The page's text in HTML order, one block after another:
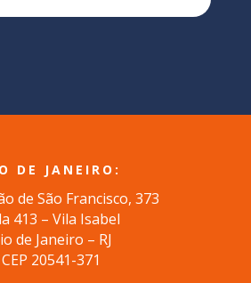
DE JANEIRO:
de São Francisco, 373
413 – Vila Isabel
de Janeiro – RJ
CEP 20541-371